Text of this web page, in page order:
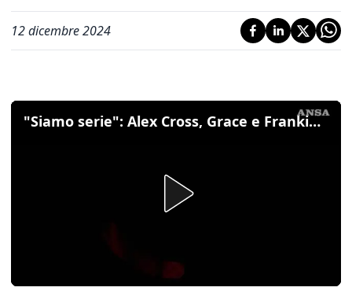
12 dicembre 2024
"Siamo serie": Alex Cross, Grace e Frankie, Hopper